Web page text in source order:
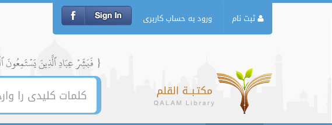
ثبت نام ورود به حساب کاربری
{ فَبَشِّرۡ عِبَادِ ٱلَّذِينَ يَسۡتَمِعُونَ